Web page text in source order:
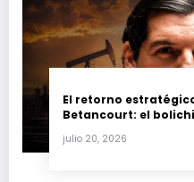
El retorno
Betancourt: el
petrolera venezolana
julio 20, 2026